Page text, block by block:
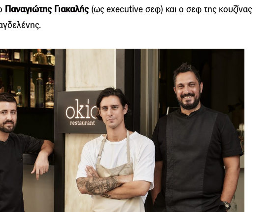
Παναγιώτης Γιακαλής(ως executive σεφ) και ο σεφ της κουζίνας